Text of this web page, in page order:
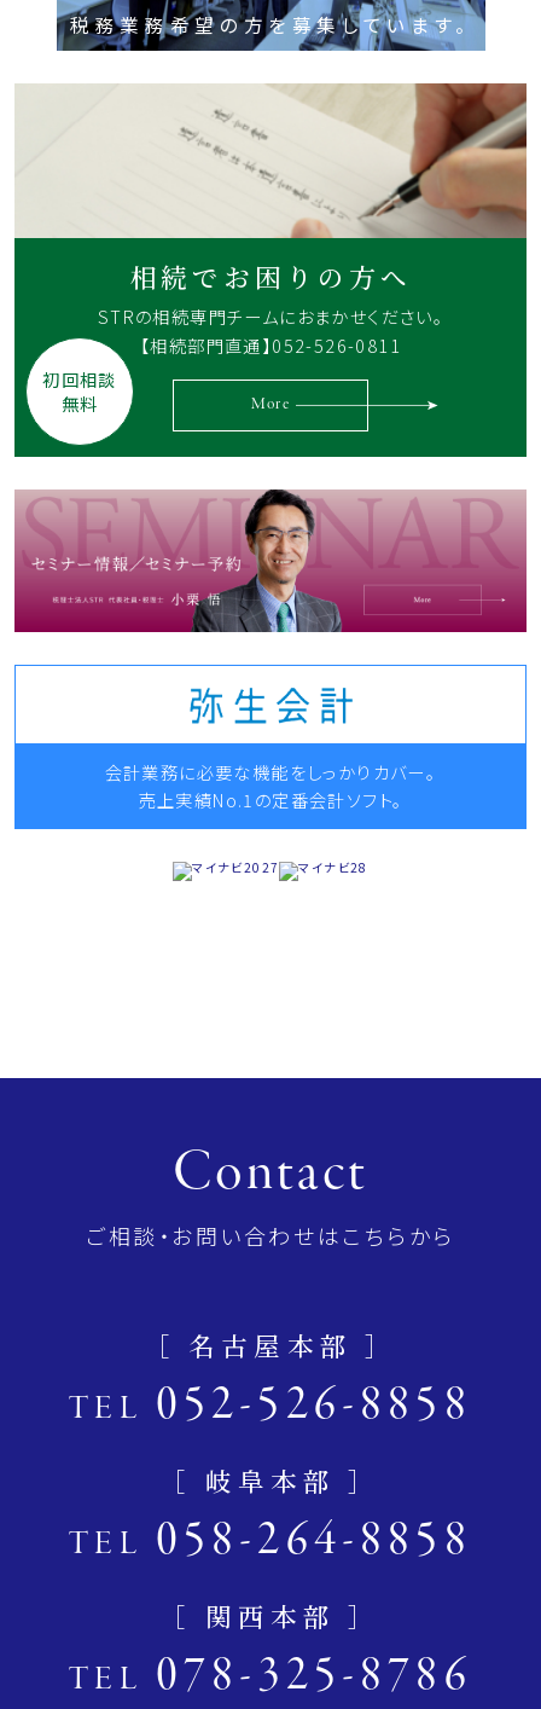
税務業務希望の方を募集しています。
相続でお困りの方へ
STRの相続専門チームにおまかせください。
【相続部門直通】052-526-0811
More
初回相談
無料
会計業務に必要な機能をしっかりカバー。
売上実績No.1の定番会計ソフト。
Contact
ご相談・お問い合わせはこちらから
［ 名古屋本部 ］
TEL 052-526-8858
［ 岐阜本部 ］
TEL 058-264-8858
［ 関西本部 ］
TEL 078-325-8786